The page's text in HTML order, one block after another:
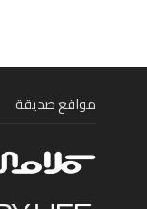
مواقع صديقة